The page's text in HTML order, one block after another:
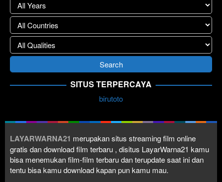
SITUS TERPERCAYA
birutoto
LAYARWARNA21 merupakan situs streaming film online
gratis dan download film terbaru , disitus LayarWarna21 kamu
bisa menemukan film-film terbaru dan terupdate saat ini dan
tentu bisa kamu download kapan pun kamu mau.